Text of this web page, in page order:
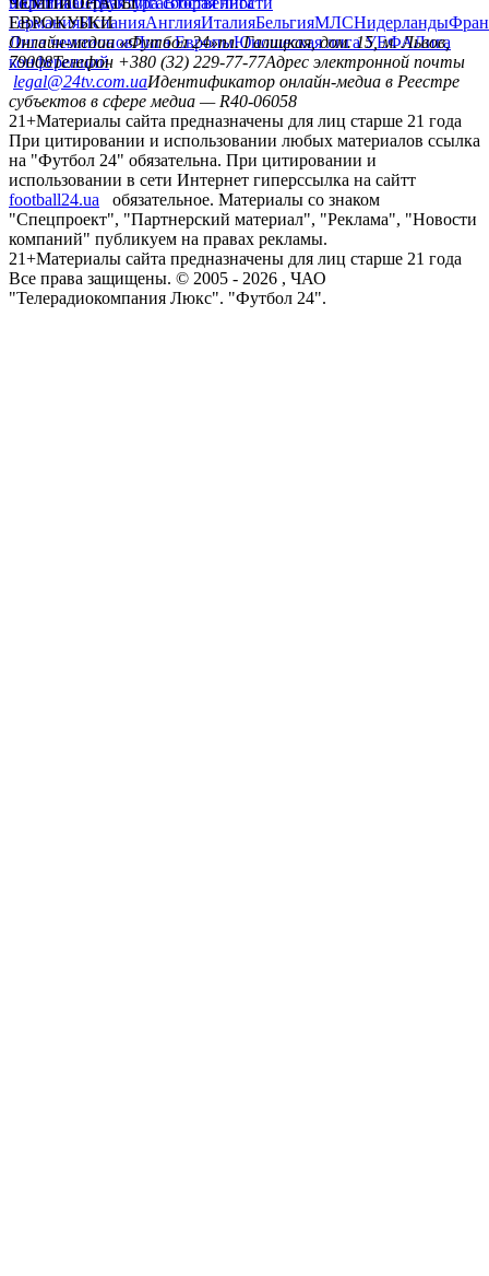
ГерманияИспанияАнглияИталияБельгияМЛСНидерланды
ЕВРОКУБКИ
Лига чемпионовЛига ЕвропыЮношеская лига УЕФАЛига
конференций
Онлайн-медиа «Футбол 24»пл. Галицкая, дом. 15, м. Львов,
79008Телефон +380 (32) 229-77-77Адрес электронной почты
legal@24tv.com.uaИдентификатор онлайн-медиа в Реестре
субъектов в сфере медиа — R40-06058
21+Материалы сайта предназначены для лиц старше 21 года
При цитировании и использовании любых материалов ссылка
на "Футбол 24" обязательна. При цитировании и
использовании в сети Интернет гиперссылка на сайтт
football24.ua
обязательное. Материалы со знаком
"Спецпроект", "Партнерский материал", "Реклама", "Новости
компаний" публикуем на правах рекламы.
21+Материалы сайта предназначены для лиц старше 21 года
Все права защищены. © 2005 - 2026 , ЧАО
"Телерадиокомпания Люкс". "Футбол 24".